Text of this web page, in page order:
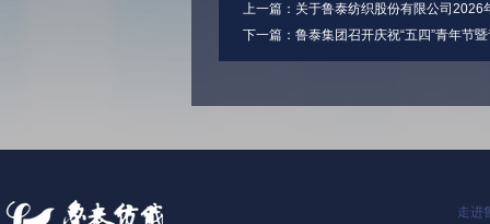
上一篇： 关于鲁泰纺织股份有限公司2026
下一篇： 鲁泰集团召开庆祝“五四”青年节
走进